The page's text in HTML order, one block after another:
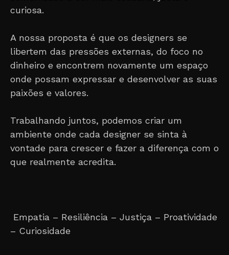
curiosa.
A nossa proposta é que os designers se
libertem das pressões externas, do foco no
dinheiro e encontrem novamente um espaço
onde possam expressar e desenvolver as suas
paixões e valores.
Trabalhando juntos, podemos criar um
ambiente onde cada designer se sinta à
vontade para crescer e fazer a diferença com o
que realmente acredita.
Empatia – Resiliência – Justiça – Proatividade
– Curiosidade